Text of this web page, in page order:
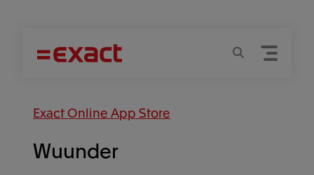
Menu
Zoeken
Exact Online App Store
Wuunder